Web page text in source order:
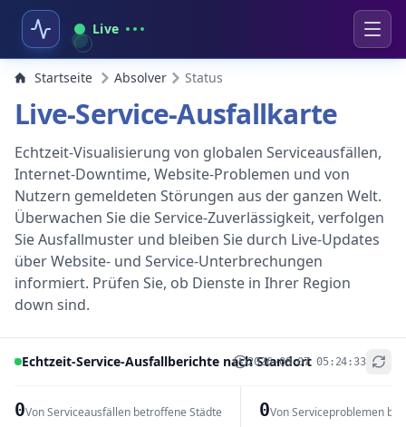
Live
Startseite Absolver Status
Live-Service-Ausfallkarte
Echtzeit-Visualisierung von globalen Serviceausfällen,
Internet-Downtime, Website-Problemen und von
Nutzern gemeldeten Störungen aus der ganzen Welt.
Überwachen Sie die Service-Zuverlässigkeit, verfolgen
Sie Ausfallmuster und bleiben Sie durch Live-Updates
über Website- und Service-Unterbrechungen
informiert. Prüfen Sie, ob Dienste in Ihrer Region
down sind.
Echtzeit-Service-Ausfallberichte nach Standort
2026-08-07 05:24:33
0Von Serviceausfällen betroffene Städte 0Von Serviceproblemen
+